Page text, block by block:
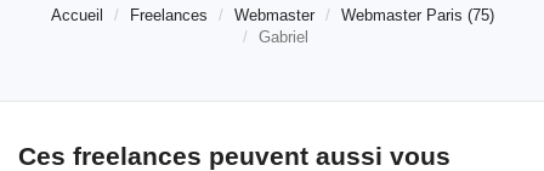
Accueil Freelances Webmaster
Webmaster Paris (75)
Gabriel
Ces freelances peuvent aussi vous